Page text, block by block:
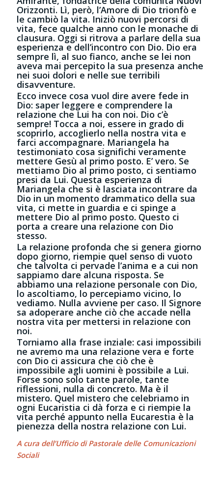
Orizzonti. Lì, però, l’Amore di Dio trionfò e
le cambiò la vita. Iniziò nuovi percorsi di
vita, fece qualche anno con le monache di
clausura. Oggi si ritrova a parlare della sua
esperienza e dell’incontro con Dio. Dio era
sempre lì, al suo fianco, anche se lei non
aveva mai percepito la sua presenza anche
nei suoi dolori e nelle sue terribili
disavventure.
Ecco invece cosa vuol dire avere fede in
Dio: saper leggere e comprendere la
relazione che Lui ha con noi. Dio c’è
sempre! Tocca a noi, essere in grado di
scoprirlo, accoglierlo nella nostra vita e
farci accompagnare. Mariangela ha
testimoniato cosa significhi veramente
mettere Gesù al primo posto. E’ vero. Se
mettiamo Dio al primo posto, ci sentiamo
presi da Lui. Questa esperienza di
Mariangela che si è lasciata incontrare da
Dio in un momento drammatico della sua
vita, ci mette in guardia e ci spinge a
mettere Dio al primo posto. Questo ci
porta a creare una relazione con Dio
stesso.
La relazione profonda che si genera giorno
dopo giorno, riempie quel senso di vuoto
che talvolta ci pervade l’anima e a cui non
sappiamo dare alcuna risposta. Se
abbiamo una relazione personale con Dio,
lo ascoltiamo, lo percepiamo vicino, lo
vediamo. Nulla avviene per caso. Il Signore
sa adoperare anche ciò che accade nella
nostra vita per mettersi in relazione con
noi.
Torniamo alla frase inziale: casi impossibili
ne avremo ma una relazione vera e forte
con Dio ci assicura che ciò che è
impossibile agli uomini è possibile a Lui.
Forse sono solo tante parole, tante
riflessioni, nulla di concreto. Ma è il
mistero. Quel mistero che celebriamo in
ogni Eucaristia ci dà forza e ci riempie la
vita perché appunto nella Eucarestia è la
pienezza della nostra relazione con Lui.
A cura dell’Ufficio di Pastorale delle Comunicazioni
Sociali